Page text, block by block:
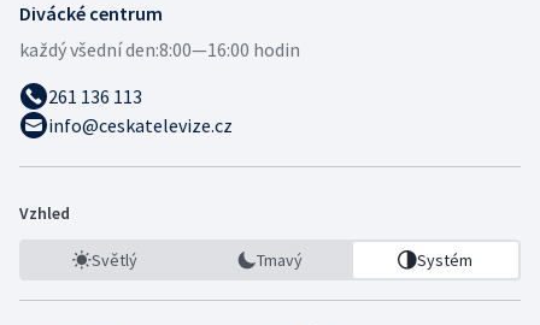
Divácké centrum
každý všední den:8:00—16:00 hodin
261 136 113
info@ceskatelevize.cz
Vzhled
Světlý Tmavý Systém